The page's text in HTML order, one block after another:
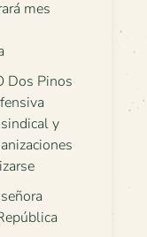
mes
Dos Pinos
y